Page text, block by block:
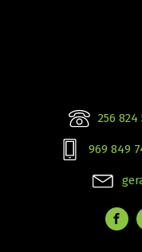
256
969 849